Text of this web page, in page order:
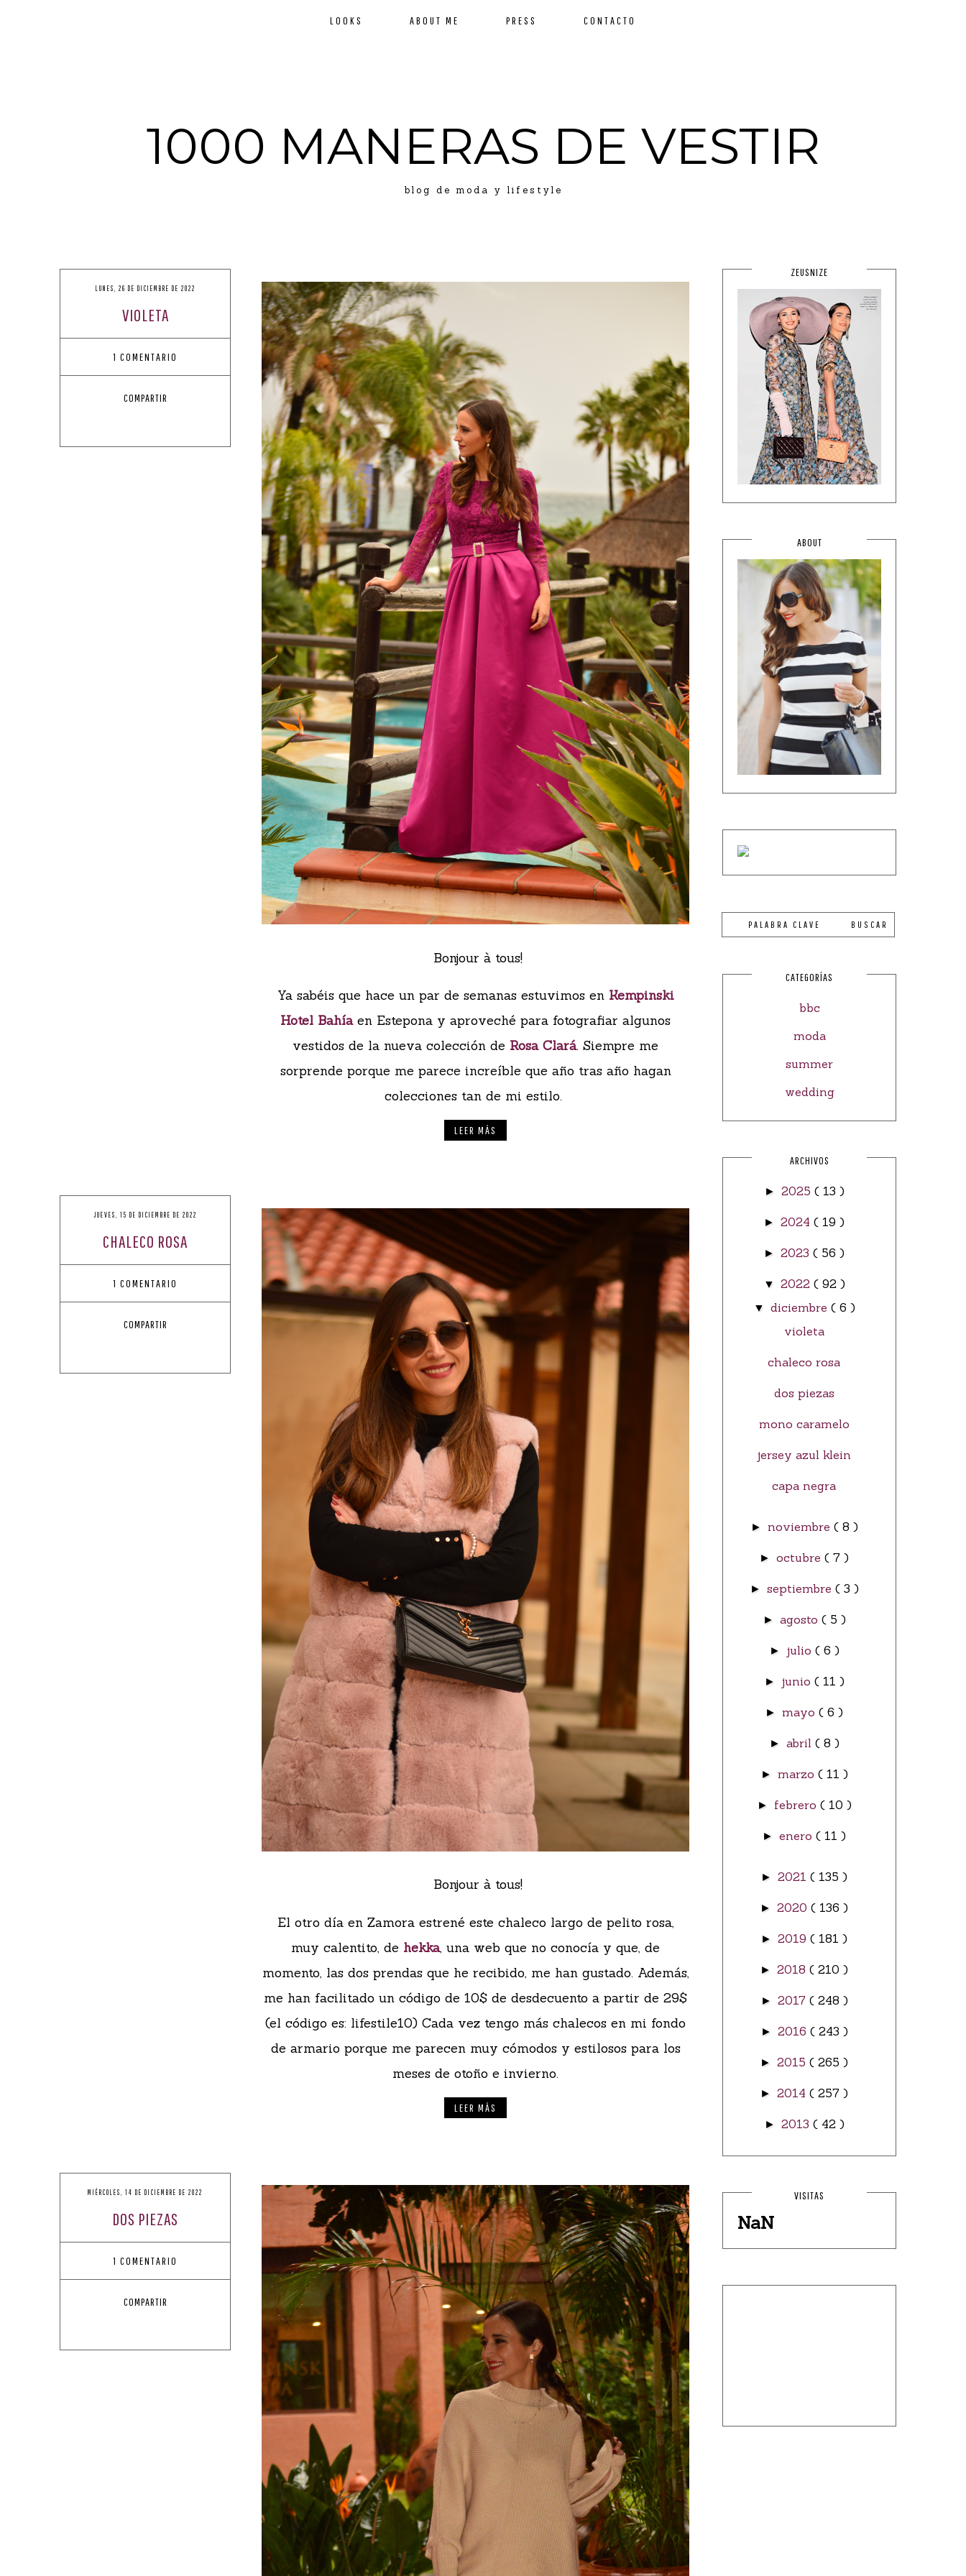
1000 MANERAS DE VESTIR
blog de moda y lifestyle
LOOKS ABOUT ME PRESS CONTACTO
LUNES, 26 DE DICIEMBRE DE 2022
VIOLETA
1 COMENTARIO
COMPARTIR
Bonjour à tous!
Ya sabéis que hace un par de semanas estuvimos en Kempinski
Hotel Bahíaen Estepona y aproveché para fotografiar algunos
vestidos de la nueva colección de Rosa Clará. Siempre me
sorprende porque me parece increíble que año tras año hagan
colecciones tan de mi estilo.
LEER MÁS
JUEVES, 15 DE DICIEMBRE DE 2022
CHALECO ROSA
1 COMENTARIO
COMPARTIR
Bonjour à tous!
El otro día en Zamora estrené este chaleco largo de pelito rosa,
muy calentito, de hekka, una web que no conocía y que, de
momento, las dos prendas que he recibido, me han gustado. Además,
me han facilitado un código de 10$ de desdecuento a partir de 29$
(el código es: lifestile10) Cada vez tengo más chalecos en mi fondo
de armario porque me parecen muy cómodos y estilosos para los
meses de otoño e invierno.
LEER MÁS
MIÉRCOLES, 14 DE DICIEMBRE DE 2022
DOS PIEZAS
1 COMENTARIO
COMPARTIR
ZEUSNIZE
ABOUT
CATEGORÍAS
bbc
moda
summer
wedding
ARCHIVOS
► 2025 ( 13 )
►2024( 19 )
►2023( 56 )
▼ 2022 ( 92 )
▼ diciembre ( 6 )
violeta
chaleco rosa
dos piezas
mono caramelo
jersey azul klein
capa negra
► noviembre ( 8 )
►octubre( 7 )
► septiembre ( 3 )
► agosto ( 5 )
► julio ( 6 )
► junio ( 11 )
►mayo( 6 )
► abril ( 8 )
► marzo ( 11 )
► febrero ( 10 )
►enero( 11 )
►2021( 135 )
►2020( 136 )
►2019( 181 )
►2018( 210 )
► 2017 ( 248 )
► 2016 ( 243 )
►2015( 265 )
►2014( 257 )
► 2013 ( 42 )
VISITAS
NaN